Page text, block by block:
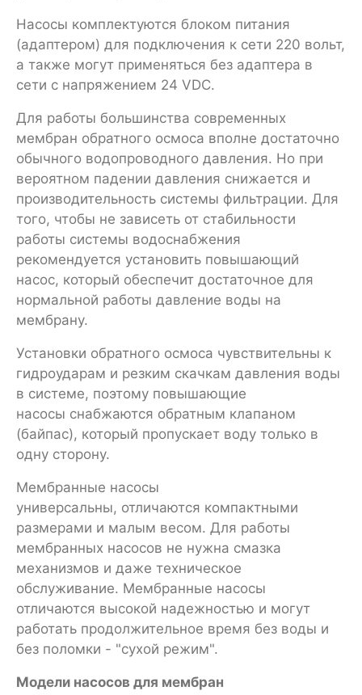
Насосы комплектуются блоком питания
(адаптером) для подключения к сети 220 вольт,
а также могут применяться без адаптера в
сети с напряжением 24 VDC.
Для работы большинства современных
мембран обратного осмоса вполне достаточно
обычного водопроводного давления. Но при
вероятном падении давления снижается и
производительность системы фильтрации. Для
того, чтобы не зависеть от стабильности
работы системы водоснабжения
рекомендуется установить повышающий
насос, который обеспечит достаточное для
нормальной работы давление воды на
мембрану.
Установки обратного осмоса чувствительны к
гидроударам и резким скачкам давления воды
в системе, поэтому повышающие
насосы снабжаются обратным клапаном
(байпас), который пропускает воду только в
одну сторону.
Мембранные насосы
универсальны, отличаются компактными
размерами и малым весом. Для работы
мембранных насосов не нужна смазка
механизмов и даже техническое
обслуживание. Мембранные насосы
отличаются высокой надежностью и могут
работать продолжительное время без воды и
без поломки - "сухой режим".
Модели насосов для мембран